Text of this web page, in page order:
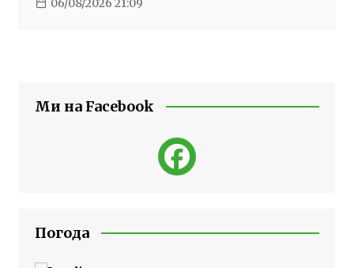
06/08/2026 21:09
Ми на Facebook
Погода